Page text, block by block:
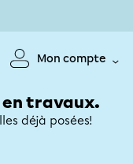
Mon compte
en travaux.
déjà posées!